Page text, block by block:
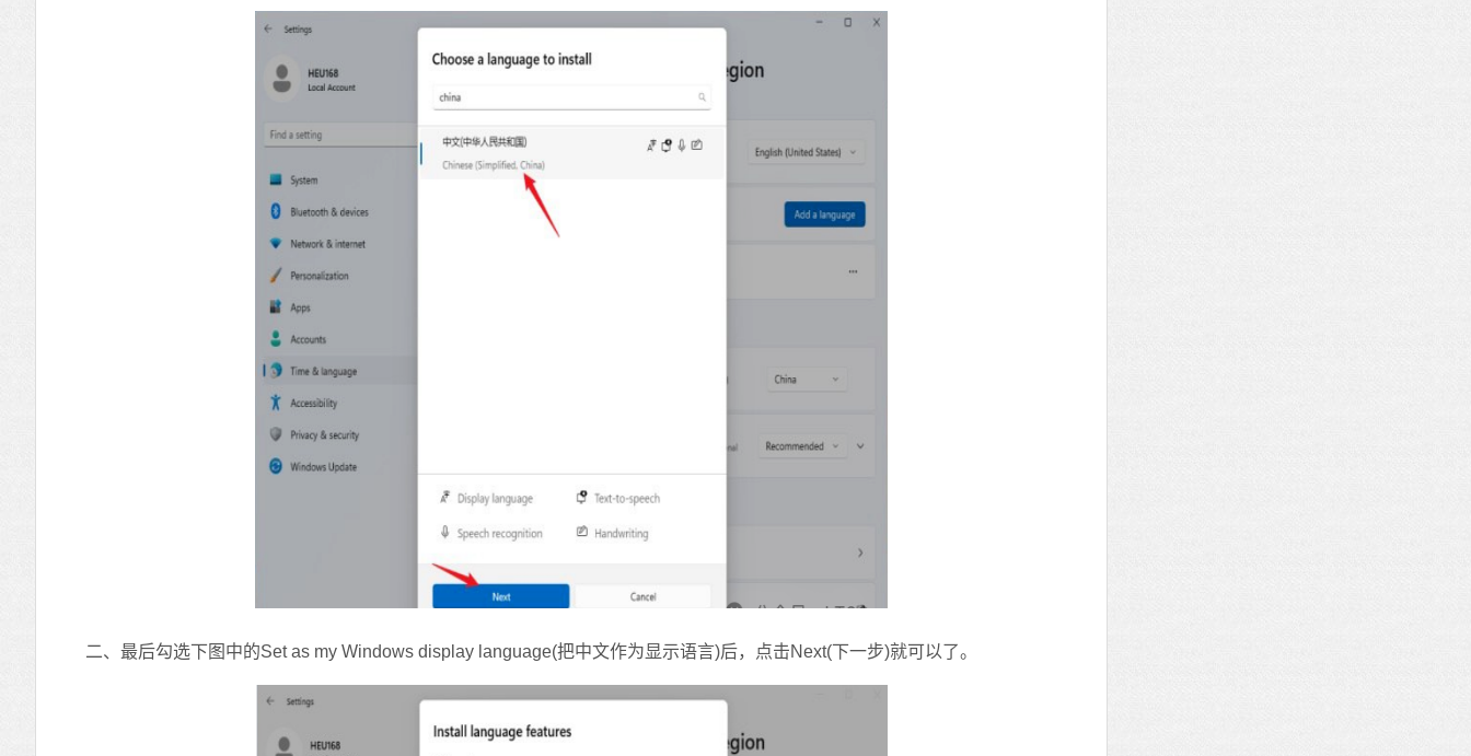
二、最后勾选下图中的Set as my Windows display language(把中文作为显示语言)后，点击Next(下一步)就可以了。